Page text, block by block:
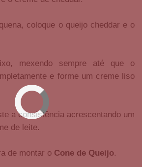
coloque o queijo cheddar e o
mexendo sempre até que o
e forme um creme liso
a consistência acrescentando um
de leite.
de montar o Cone de Queijo.